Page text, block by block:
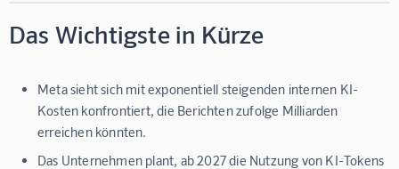
Das Wichtigste in Kürze
Meta sieht sich mit exponentiell steigenden internen KI-
Kosten konfrontiert, die Berichten zufolge Milliarden
erreichen könnten.
Das Unternehmen plant, ab 2027 die Nutzung von KI-Tokens